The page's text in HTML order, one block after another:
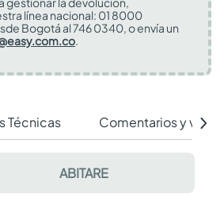
línea nacional: 01 8000
Bogotá al 746 0340, o envía un
.
Técnicas Comentarios y
ABITARE